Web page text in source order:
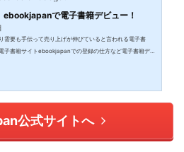
ebookjapanで電子書籍デビュー！
需要も手伝って売り上げが伸びていると言われる電子書
子書籍サイトebookjapanでの登録の仕方など電子書籍デビ
公式サイトへ